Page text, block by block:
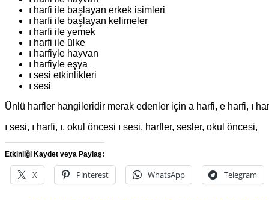
ı harfi ile başlayan erkek isimleri
ı harfi ile başlayan kelimeler
ı harfi ile yemek
ı harfi ile ülke
ı harfiyle hayvan
ı harfiyle eşya
ı sesi etkinlikleri
ı sesi
Ünlü harfler hangileridir merak edenler için a harfi, e harfi, ı
ı sesi, ı harfi, ı, okul öncesi ı sesi, harfler, sesler, okul öncesi,
Etkinliği Kaydet veya Paylaş:
X Pinterest WhatsApp Telegram